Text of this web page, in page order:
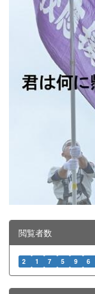
閲覧者数
2 1 7 5 9 6